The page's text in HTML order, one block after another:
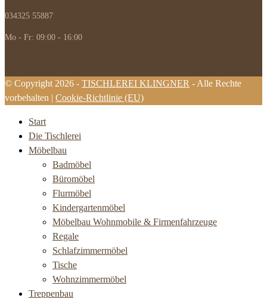
034325 55887
Mo - Fr: 09:00 - 16:00
© Copyright 2026 - TISCHLEREI KLINGNER - Alle Rechte
vorbehalten | Cookie-Richtlinie (EU)
Start
Die Tischlerei
Möbelbau
Badmöbel
Büromöbel
Flurmöbel
Kindergartenmöbel
Möbelbau Wohnmobile & Firmenfahrzeuge
Regale
Schlafzimmermöbel
Tische
Wohnzimmermöbel
Treppenbau